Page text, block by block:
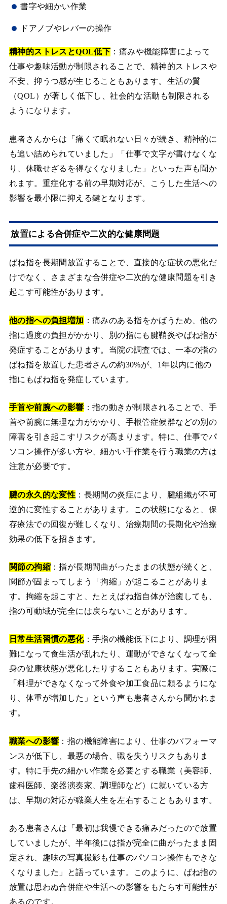
書字や細かい作業
ドアノブやレバーの操作
精神的ストレスとQOL低下 ：痛みや機能障害によって
仕事や趣味活動が制限されることで、精神的ストレスや
不安、抑うつ感が生じることもあります。生活の質
（QOL）が著しく低下し、社会的な活動も制限される
ようになります。
患者さんからは「痛くて眠れない日々が続き、精神的に
も追い詰められていました」「仕事で文字が書けなくな
り、休職せざるを得なくなりました」といった声も聞か
れます。重症化する前の早期対応が、こうした生活への
影響を最小限に抑える鍵となります。
放置による合併症や二次的な健康問題
ばね指を長期間放置することで、直接的な症状の悪化だ
けでなく、さまざまな合併症や二次的な健康問題を引き
起こす可能性があります。
他の指への負担増加 ：痛みのある指をかばうため、他の
指に過度の負担がかかり、別の指にも腱鞘炎やばね指が
発症することがあります。当院の調査では、一本の指の
ばね指を放置した患者さんの約30%が、1年以内に他の
指にもばね指を発症しています。
手首や前腕への影響 ：指の動きが制限されることで、手
首や前腕に無理な力がかかり、手根管症候群などの別の
障害を引き起こすリスクが高まります。特に、仕事でパ
ソコン操作が多い方や、細かい手作業を行う職業の方は
注意が必要です。
腱の永久的な変性 ：長期間の炎症により、腱組織が不可
逆的に変性することがあります。この状態になると、保
存療法での回復が難しくなり、治療期間の長期化や治療
効果の低下を招きます。
関節の拘縮：指が長期間曲がったままの状態が続くと、
関節が固まってしまう「拘縮」が起こることがありま
す。拘縮を起こすと、たとえばね指自体が治癒しても、
指の可動域が完全には戻らないことがあります。
日常生活習慣の悪化：手指の機能低下により、調理が困
難になって食生活が乱れたり、運動ができなくなって全
身の健康状態が悪化したりすることもあります。実際に
「料理ができなくなって外食や加工食品に頼るようにな
り、体重が増加した」という声も患者さんから聞かれま
す。
職業への影響 ：指の機能障害により、仕事のパフォーマ
ンスが低下し、最悪の場合、職を失うリスクもありま
す。特に手先の細かい作業を必要とする職業（美容師、
歯科医師、楽器演奏家、調理師など）に就いている方
は、早期の対応が職業人生を左右することもあります。
ある患者さんは「最初は我慢できる痛みだったので放置
していましたが、半年後には指が完全に曲がったまま固
定され、趣味の写真撮影も仕事のパソコン操作もできな
くなりました」と語っています。このように、ばね指の
放置は思わぬ合併症や生活への影響をもたらす可能性が
あるのです。